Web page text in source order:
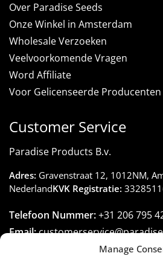
Manage
Over Paradise Seeds
Onze Winkel in Amsterdam
Wholesale Verzoeken
Veelvoorkomende Vragen
Word Affiliate
Voor Gelicenseerde Producenten
Customer Service
Paradise Products B.v.
Adres: Gravenstraat 12, 1012NM,
NederlandKVK Registratie:
Telefoon Nummer:+31 206 795
Email:
Maandag –